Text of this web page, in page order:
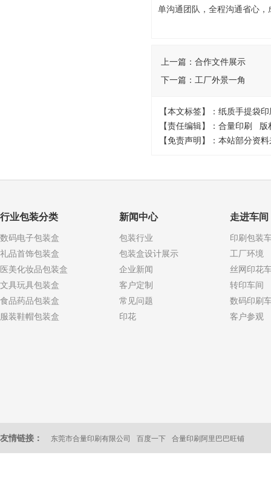
单沟通团队，全程沟通省心，
上一篇： 合作文件展示
下一篇： 工厂外景一角
【本文标签】：纸质手提袋
【责任编辑】：合量印刷 版
【免责声明】：本站部分资
行业包装分类
数码电子包装盒
礼品首饰包装盒
医美化妆品包装盒
文具玩具包装盒
食品药品包装盒
服装鞋帽包装盒
新闻中心
包装行业
包装盒设计展示
企业新闻
客户定制
常见问题
印花
走进车间
印刷包装
工厂环境
丝网印花
转印车间
数码印刷
客户参观
友情链接： 东莞市合量印刷有限公司 百度一下 合量印刷阿里巴巴旺铺